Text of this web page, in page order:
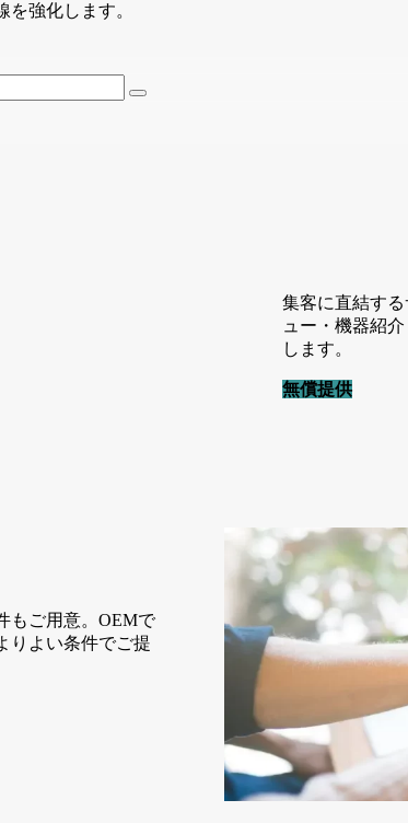
強化します。
集客に直結す
ュー・機器紹
します。
無償提供
もご用意。OEMで
りよい条件でご提